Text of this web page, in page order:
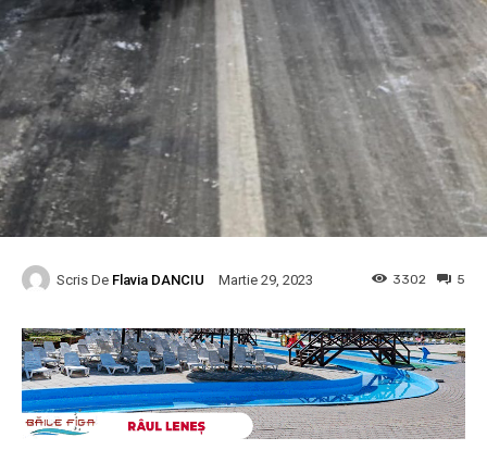
Scris De Flavia DANCIU Martie 29, 2023 5
3302